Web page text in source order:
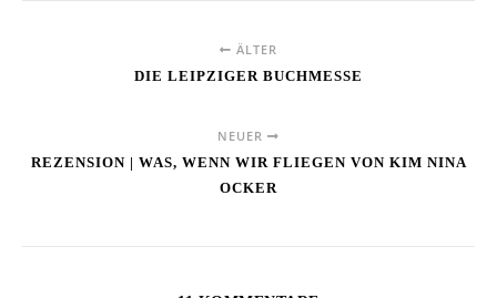
ÄLTER
DIE LEIPZIGER BUCHMESSE
NEUER
REZENSION | WAS, WENN WIR FLIEGEN VON KIM NINA
OCKER